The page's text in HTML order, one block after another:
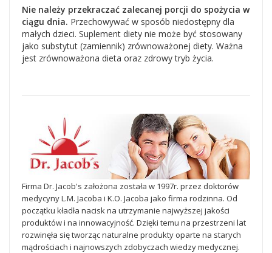
Nie należy przekraczać zalecanej porcji do spożycia w
ciągu dnia. Przechowywać w sposób niedostępny dla
małych dzieci. Suplement diety nie może być stosowany
jako substytut (zamiennik) zrównoważonej diety. Ważna
jest zrównoważona dieta oraz zdrowy tryb życia.
Firma Dr. Jacob's założona została w 1997r. przez doktorów
medycyny L.M. Jacoba i K.O. Jacoba jako firma rodzinna. Od
początku kładła nacisk na utrzymanie najwyższej jakości
produktów i na innowacyjność. Dzięki temu na przestrzeni lat
rozwinęła się tworząc naturalne produkty oparte na starych
mądrościach i najnowszych zdobyczach wiedzy medycznej.